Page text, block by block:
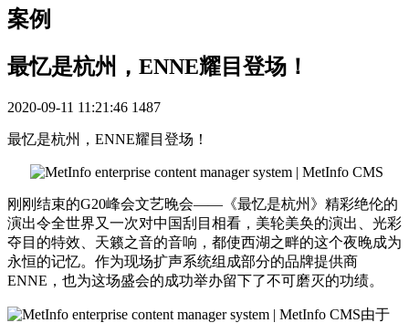
案例
最忆是杭州，ENNE耀目登场！
2020-09-11 11:21:46 1487
最忆是杭州，ENNE耀目登场！
刚刚结束的G20峰会文艺晚会——《最忆是杭州》精彩绝伦的
演出令全世界又一次对中国刮目相看，美轮美奂的演出、光彩
夺目的特效、天籁之音的音响，都使西湖之畔的这个夜晚成为
永恒的记忆。作为现场扩声系统组成部分的品牌提供商
ENNE，也为这场盛会的成功举办留下了不可磨灭的功绩。
由于